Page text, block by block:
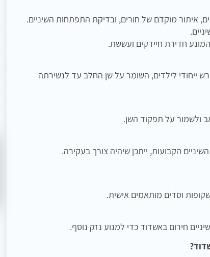
איתור מוקדם של חורים, ובדיקת התפתחות השיניים.
המונע חדירת חיידקים ועששת.
ייחודי לילדים, השומר על שן החלב עד לנשירתה
ולשמור על תפקוד השן.
הקבועות, ייתכן שיהיה צורך בעקירה.
וסדים מותאמים אישית.
חירום באשדוד כדי למנוע נזק נוסף.